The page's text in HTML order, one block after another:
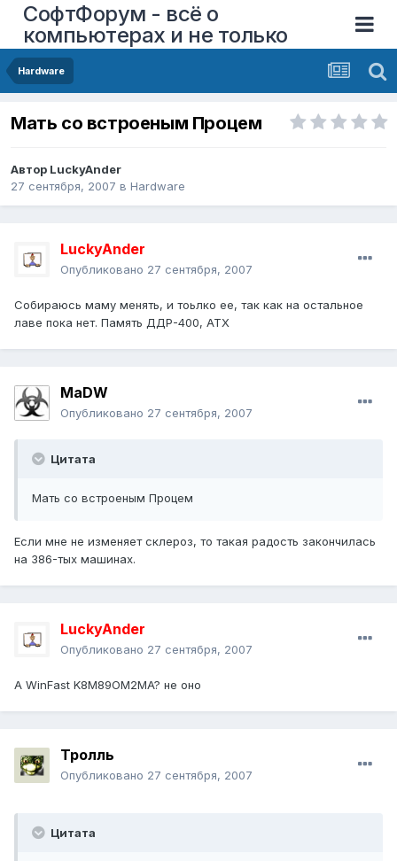
СофтФорум - всё о
компьютерах и не только
Hardware
Мать со встроеным Процем
Автор LuckyAnder
27 сентября, 2007 в Hardware
LuckyAnder
Опубликовано 27 сентября, 2007
Собираюсь маму менять, и тоьлко ее, так как на остальное
лаве пока нет. Память ДДР-400, АТХ
MaDW
Опубликовано 27 сентября, 2007
Цитата
Мать со встроеным Процем
Если мне не изменяет склероз, то такая радость закончилась
на 386-тых машинах.
LuckyAnder
Опубликовано 27 сентября, 2007
А WinFast K8M89OM2MA? не оно
Тролль
Опубликовано 27 сентября, 2007
Цитата